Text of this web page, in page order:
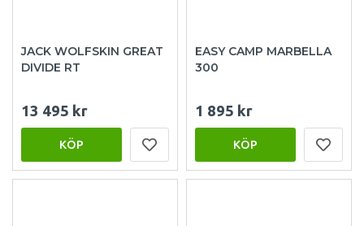
JACK WOLFSKIN GREAT
DIVIDE RT
13 495 kr
KÖP
EASY CAMP MARBELLA
300
1 895 kr
KÖP